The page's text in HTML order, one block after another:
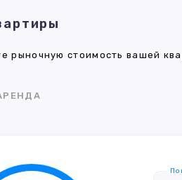
рыночную стоимость вашей